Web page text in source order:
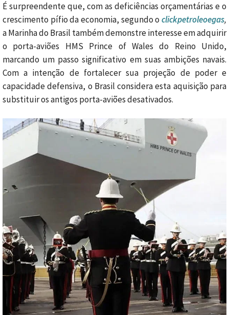
É surpreendente que, com as deficiências orçamentárias e o
crescimento pífio da economia, segundo o clickpetroleoegas,
a Marinha do Brasil também demonstre interesse em adquirir
o porta-aviões HMS Prince of Wales do Reino Unido,
marcando um passo significativo em suas ambições navais.
Com a intenção de fortalecer sua projeção de poder e
capacidade defensiva, o Brasil considera esta aquisição para
substituir os antigos porta-aviões desativados.